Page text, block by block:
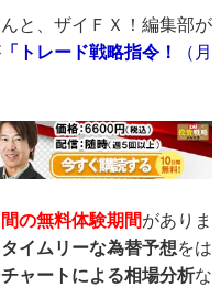
と、ザイＦＸ！編集部が
「トレード戦略指令！
（月
の無料体験期間がありま
タイムリーな為替予想をは
チャートによる相場分析な